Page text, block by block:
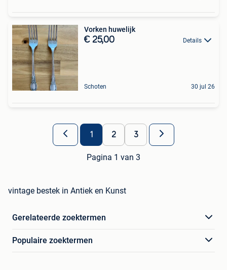
Vorken huwelijk
€ 25,00 Details
Schoten 30 jul 26
1 2 3
Pagina 1 van 3
vintage bestek in Antiek en Kunst
Gerelateerde zoektermen
Populaire zoektermen